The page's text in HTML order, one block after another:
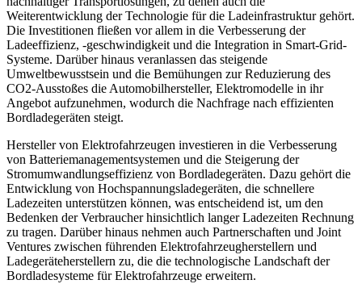
Weiterentwicklung der Technologie für die Ladeinfrastruktur gehört.
Die Investitionen fließen vor allem in die Verbesserung der
Ladeeffizienz, -geschwindigkeit und die Integration in Smart-Grid-
Systeme. Darüber hinaus veranlassen das steigende
Umweltbewusstsein und die Bemühungen zur Reduzierung des
CO2-Ausstoßes die Automobilhersteller, Elektromodelle in ihr
Angebot aufzunehmen, wodurch die Nachfrage nach effizienten
Bordladegeräten steigt.
Hersteller von Elektrofahrzeugen investieren in die Verbesserung
von Batteriemanagementsystemen und die Steigerung der
Stromumwandlungseffizienz von Bordladegeräten. Dazu gehört die
Entwicklung von Hochspannungsladegeräten, die schnellere
Ladezeiten unterstützen können, was entscheidend ist, um den
Bedenken der Verbraucher hinsichtlich langer Ladezeiten Rechnung
zu tragen. Darüber hinaus nehmen auch Partnerschaften und Joint
Ventures zwischen führenden Elektrofahrzeugherstellern und
Ladegeräteherstellern zu, die die technologische Landschaft der
Bordladesysteme für Elektrofahrzeuge erweitern.